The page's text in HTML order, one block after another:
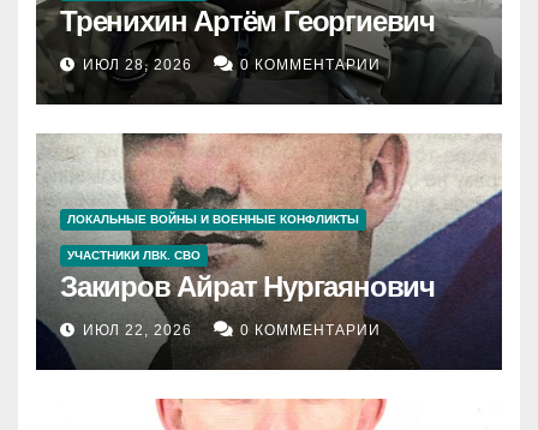
Тренихин Артём Георгиевич
ИЮЛ 28, 2026 0 КОММЕНТАРИИ
ЛОКАЛЬНЫЕ ВОЙНЫ И ВОЕННЫЕ КОНФЛИКТЫ
УЧАСТНИКИ ЛВК. СВО
Закиров Айрат Нургаянович
ИЮЛ 22, 2026 0 КОММЕНТАРИИ